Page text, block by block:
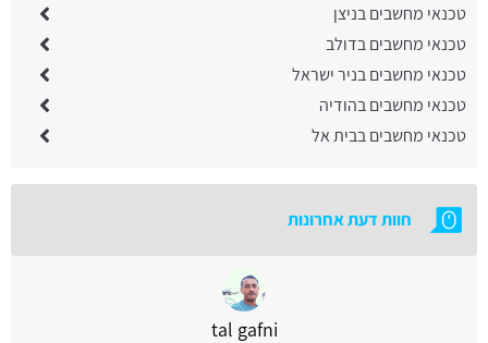
טכנאי מחשבים בניצן
טכנאי מחשבים בדולב
טכנאי מחשבים בניר ישראל
טכנאי מחשבים בהודיה
טכנאי מחשבים בבית אל
חוות דעת אחרונות
tal gafni